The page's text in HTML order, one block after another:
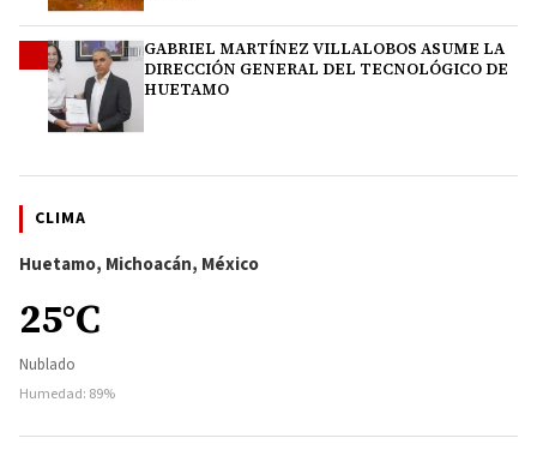
GABRIEL MARTÍNEZ VILLALOBOS ASUME LA
DIRECCIÓN GENERAL DEL TECNOLÓGICO DE
HUETAMO
CLIMA
Huetamo, Michoacán, México
25°C
Nublado
Humedad: 89%